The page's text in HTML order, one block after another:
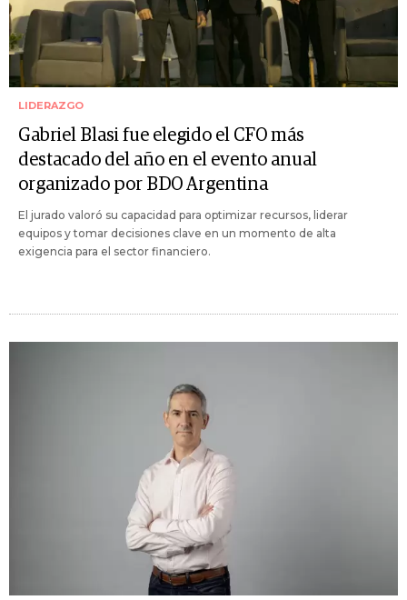
LIDERAZGO
Gabriel Blasi fue elegido el CFO más
destacado del año en el evento anual
organizado por BDO Argentina
El jurado valoró su capacidad para optimizar recursos, liderar
equipos y tomar decisiones clave en un momento de alta
exigencia para el sector financiero.